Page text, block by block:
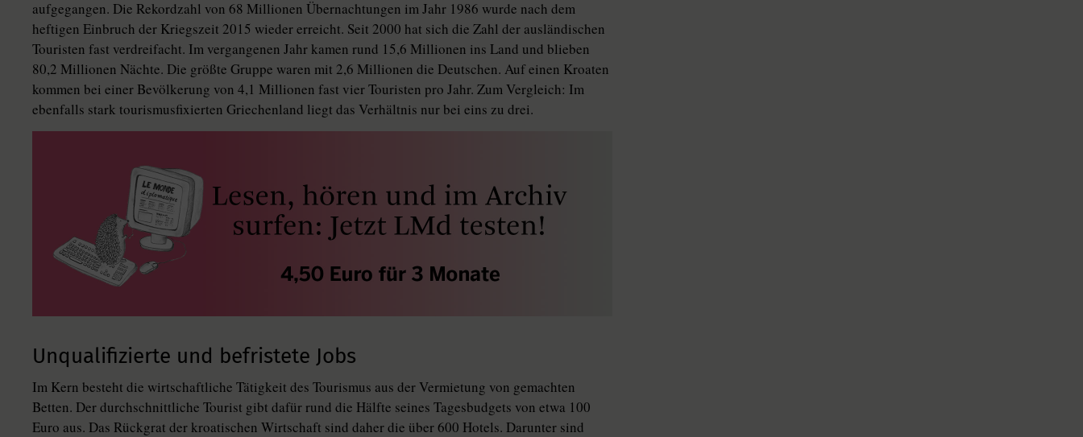
aufgegangen. Die Rekordzahl von 68 Millionen Übernachtungen im Jahr 1986 wurde nach dem
heftigen Einbruch der Kriegszeit 2015 wieder erreicht. Seit 2000 hat sich die Zahl der ausländischen
Touristen fast verdreifacht. Im vergangenen Jahr kamen rund 15,6 Millionen ins Land und blieben
80,2 Millionen Nächte. Die größte Gruppe waren mit 2,6 Mil­lionen die Deutschen. Auf einen Kroaten
kommen bei einer Bevölkerung von 4,1 Millionen fast vier Touristen pro Jahr. Zum Vergleich: Im
ebenfalls stark tourismusfixierten Griechenland liegt das Verhältnis nur bei eins zu drei.
Unqualifizierte und befristete Jobs
Im Kern besteht die wirtschaftliche Tätigkeit des Tourismus aus der Vermietung von gemachten
Betten. Der durchschnittliche Tourist gibt dafür rund die Hälfte seines Tagesbudgets von etwa 100
Euro aus. Das Rückgrat der kroatischen Wirtschaft sind daher die über 600 Hotels. Darunter sind